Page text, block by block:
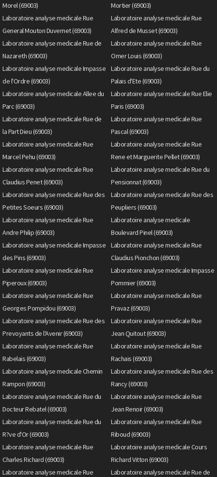
Morel (69003)
Mortier (69003)
Laboratoire analyse medicale Rue
General Mouton Duvernet (69003)
Laboratoire analyse medicale Rue
Alfred de Musset (69003)
Laboratoire analyse medicale Rue de
Nazareth (69003)
Laboratoire analyse medicale Rue
Omer Louis (69003)
Laboratoire analyse medicale Impasse
de l'Ordre (69003)
Laboratoire analyse medicale Rue du
Palais d'Ete (69003)
Laboratoire analyse medicale Allee du
Parc (69003)
Laboratoire analyse medicale Rue Elie
Paris (69003)
Laboratoire analyse medicale Rue de
la Part Dieu (69003)
Laboratoire analyse medicale Rue
Pascal (69003)
Laboratoire analyse medicale Rue
Marcel Pehu (69003)
Laboratoire analyse medicale Rue
Rene et Marguerite Pellet (69003)
Laboratoire analyse medicale Rue
Claudius Penet (69003)
Laboratoire analyse medicale Rue du
Pensionnat (69003)
Laboratoire analyse medicale Rue des
Petites Soeurs (69003)
Laboratoire analyse medicale Rue des
Peupliers (69003)
Laboratoire analyse medicale Rue
Andre Philip (69003)
Laboratoire analyse medicale
Boulevard Pinel (69003)
Laboratoire analyse medicale Impasse
des Pins (69003)
Laboratoire analyse medicale Rue
Claudius Pionchon (69003)
Laboratoire analyse medicale Rue
Piperoux (69003)
Laboratoire analyse medicale Impasse
Pommier (69003)
Laboratoire analyse medicale Rue
Georges Pompidou (69003)
Laboratoire analyse medicale Rue
Pravaz (69003)
Laboratoire analyse medicale Rue des
Prevoyants de l'Avenir (69003)
Laboratoire analyse medicale Rue
Jean Quitout (69003)
Laboratoire analyse medicale Rue
Rabelais (69003)
Laboratoire analyse medicale Rue
Rachais (69003)
Laboratoire analyse medicale Chemin
Rampon (69003)
Laboratoire analyse medicale Rue des
Rancy (69003)
Laboratoire analyse medicale Rue du
Docteur Rebatel (69003)
Laboratoire analyse medicale Rue
Jean Renoir (69003)
Laboratoire analyse medicale Rue du
R?ve d'Or (69003)
Laboratoire analyse medicale Rue
Riboud (69003)
Laboratoire analyse medicale Rue
Charles Richard (69003)
Laboratoire analyse medicale Cours
Richard Vitton (69003)
Laboratoire analyse medicale Rue
Laboratoire analyse medicale Rue de